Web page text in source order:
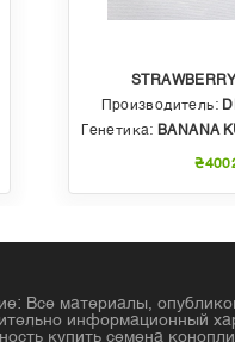
Производитель:
Генетика: BANANA KUSH X
Все материалы,
информационный
купить семена